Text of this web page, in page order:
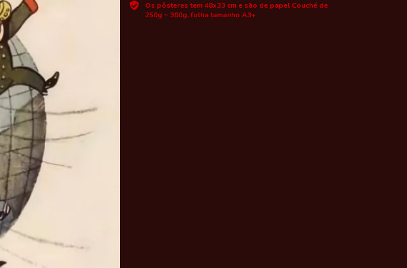
Os pôsteres tem 48x33 cm e são de papel Couché de
250g ~ 300g, folha tamanho A3+